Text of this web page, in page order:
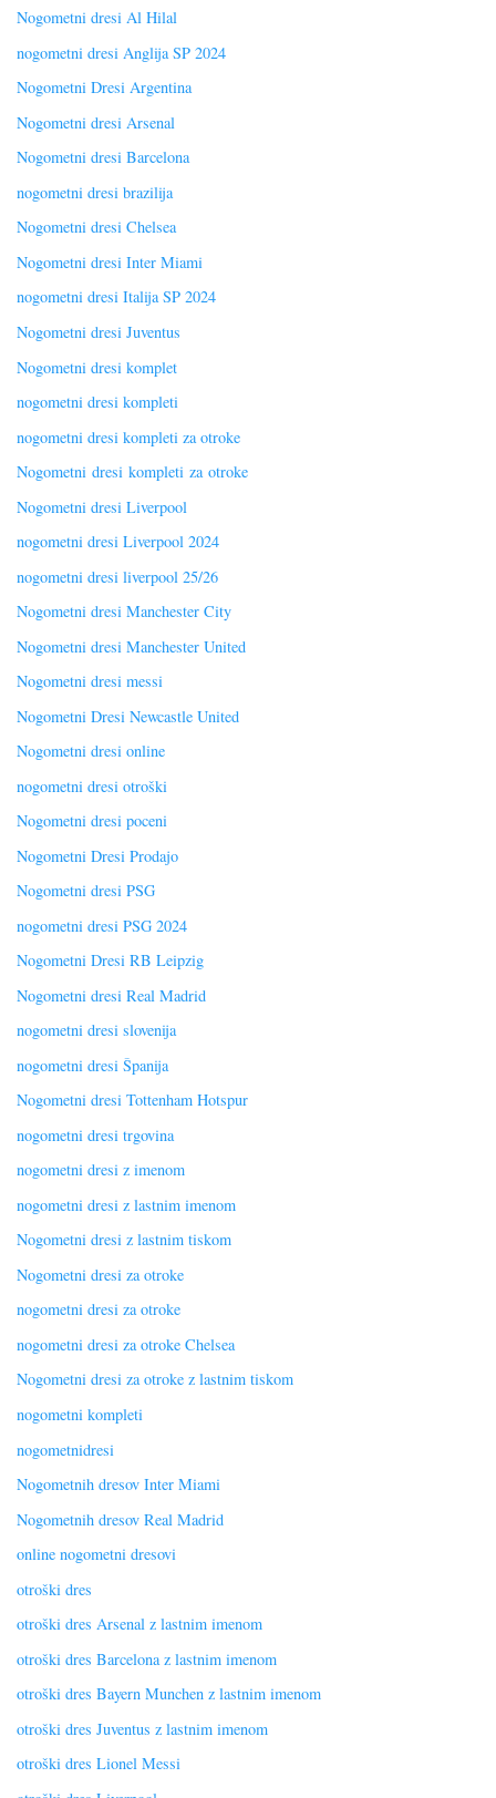
Nogometni dresi Al Hilal
nogometni dresi Anglija SP 2024
Nogometni Dresi Argentina
Nogometni dresi Arsenal
Nogometni dresi Barcelona
nogometni dresi brazilija
Nogometni dresi Chelsea
Nogometni dresi Inter Miami
nogometni dresi Italija SP 2024
Nogometni dresi Juventus
Nogometni dresi komplet
nogometni dresi kompleti
nogometni dresi kompleti za otroke
Nogometni dresi kompleti za otroke
Nogometni dresi Liverpool
nogometni dresi Liverpool 2024
nogometni dresi liverpool 25/26
Nogometni dresi Manchester City
Nogometni dresi Manchester United
Nogometni dresi messi
Nogometni Dresi Newcastle United
Nogometni dresi online
nogometni dresi otroški
Nogometni dresi poceni
Nogometni Dresi Prodajo
Nogometni dresi PSG
nogometni dresi PSG 2024
Nogometni Dresi RB Leipzig
Nogometni dresi Real Madrid
nogometni dresi slovenija
nogometni dresi Španija
Nogometni dresi Tottenham Hotspur
nogometni dresi trgovina
nogometni dresi z imenom
nogometni dresi z lastnim imenom
Nogometni dresi z lastnim tiskom
Nogometni dresi za otroke
nogometni dresi za otroke
nogometni dresi za otroke Chelsea
Nogometni dresi za otroke z lastnim tiskom
nogometni kompleti
nogometnidresi
Nogometnih dresov Inter Miami
Nogometnih dresov Real Madrid
online nogometni dresovi
otroški dres
otroški dres Arsenal z lastnim imenom
otroški dres Barcelona z lastnim imenom
otroški dres Bayern Munchen z lastnim imenom
otroški dres Juventus z lastnim imenom
otroški dres Lionel Messi